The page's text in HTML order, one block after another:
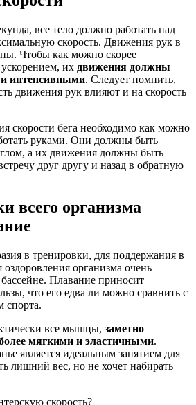
все тело должно работать над
скорость. Движения рук в
Чтобы как можно скорее
ускорением, их движения должны
интенсивными. Следует помнить,
движения рук влияют и на скорость
скорости бега необходимо как можно
руками. Они должны быть
а их движения должны быть
друг другу и назад в обратную
всего организма
в тренировки, для поддержания в
оздоровления организма очень
Плавание приносит
что его едва ли можно сравнить с
спорта.
все мышцы, заметно
мягкими и эластичными.
является идеальным занятием для
лишний вес, но не хочет набирать